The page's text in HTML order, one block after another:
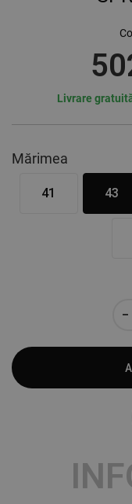
Livrare
Mărimea
41 43